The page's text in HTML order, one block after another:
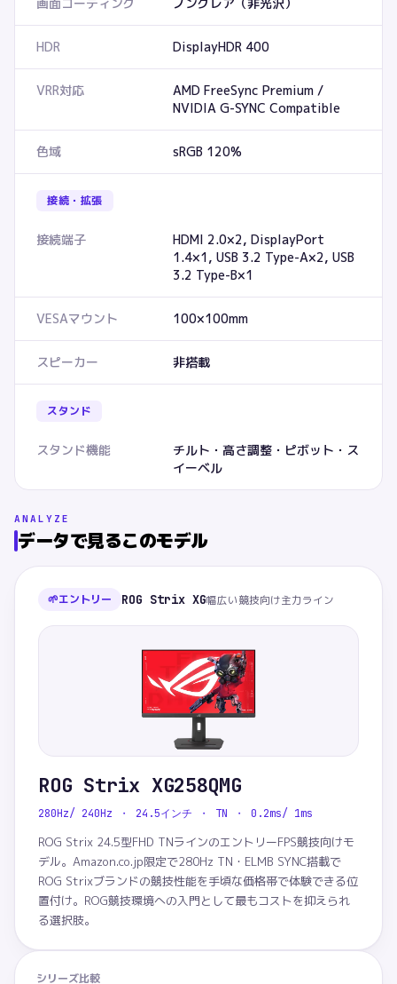
HDR DisplayHDR 400
VRR対応
AMD FreeSync Premium /
NVIDIA G-SYNC Compatible
色域 sRGB 120%
接続・拡張
接続端子
HDMI 2.0×2, DisplayPort
1.4×1, USB 3.2 Type-A×2, USB
3.2 Type-B×1
VESAマウント 100×100mm
スピーカー 非搭載
スタンド
スタンド機能
チルト・高さ調整・ピボット・ス
イーベル
ANALYZE
データで見るこのモデル
🌱エントリー ROG Strix XG幅広い競技向け主力ライン
ROG Strix XG258QMG
280Hz/ 240Hz ・ 24.5インチ ・ TN ・ 0.2ms/ 1ms
ROG Strix 24.5型FHD TNラインのエントリーFPS競技向けモ
デル。Amazon.co.jp限定で280Hz TN・ELMB SYNC搭載で
ROG Strixブランドの競技性能を手頃な価格帯で体験できる位
置付け。ROG競技環境への入門として最もコストを抑えられ
る選択肢。
シリーズ比較